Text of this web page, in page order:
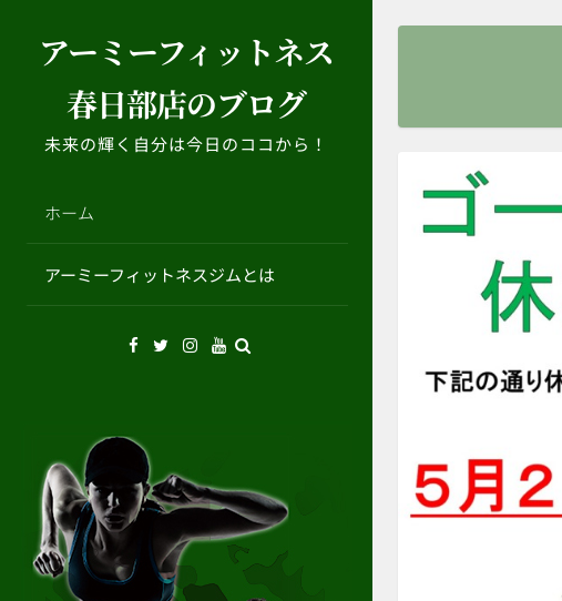
アーミーフィットネス
春日部店のブログ
未来の輝く自分は今日のココから！
ホーム
アーミーフィットネスジムとは
Facebook
TwitterInstagram
YouTube